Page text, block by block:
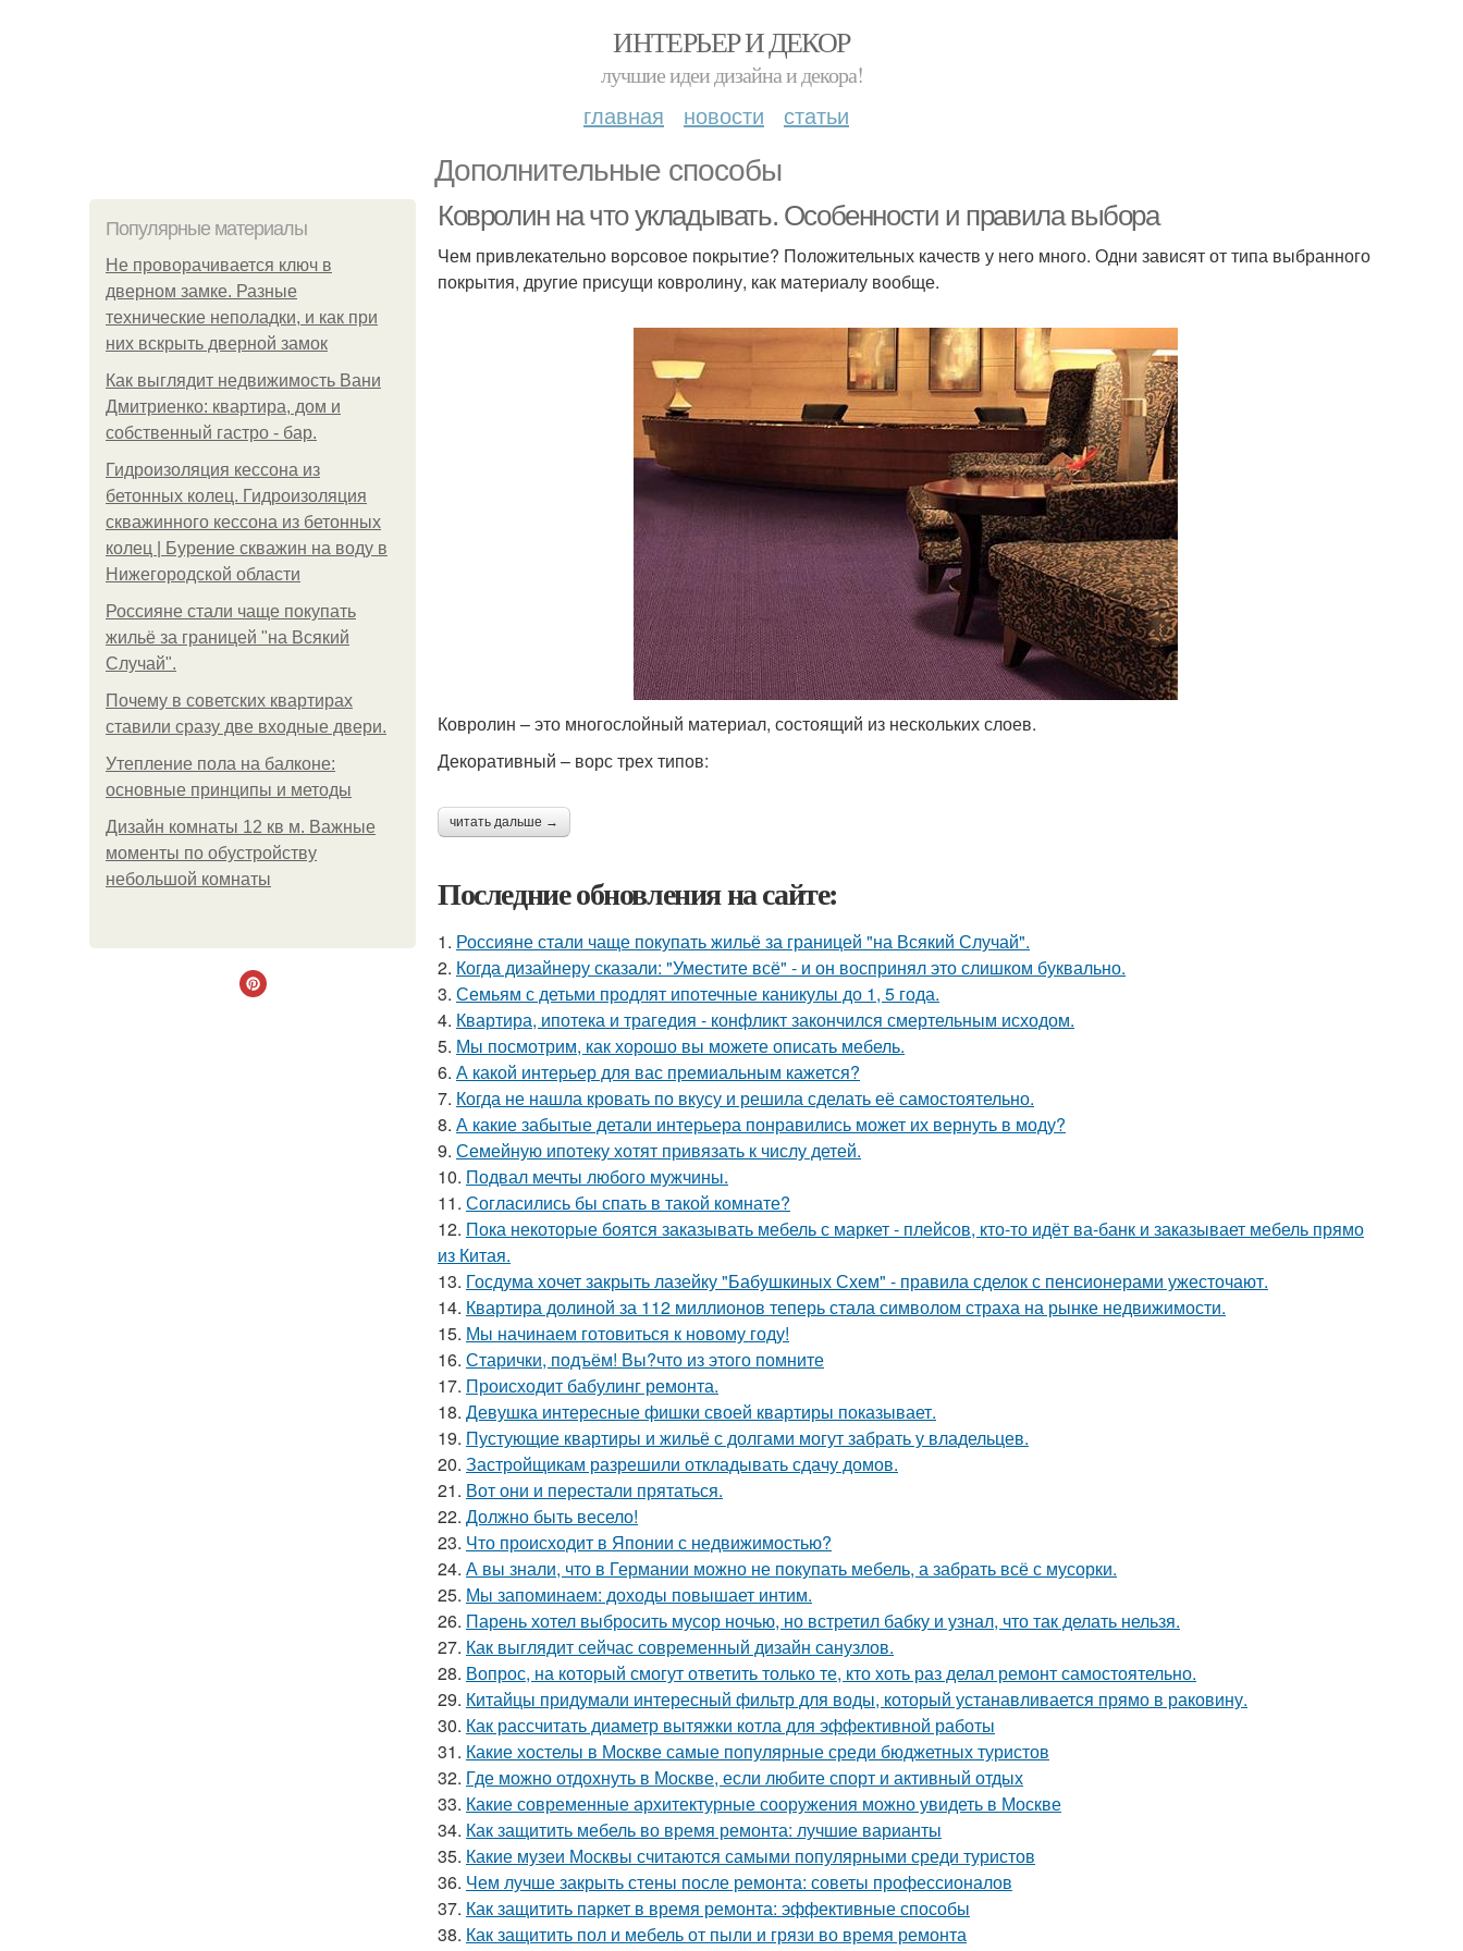
ИНТЕРЬЕР И ДЕКОР
лучшие идеи дизайна и декора!
главная новости статьи
Дополнительные способы
Популярные материалы
Не проворачивается ключ в
дверном замке. Разные
технические неполадки, и как при
них вскрыть дверной замок
Как выглядит недвижимость Вани
Дмитриенко: квартира, дом и
собственный гастро - бар.
Гидроизоляция кессона из
бетонных колец. Гидроизоляция
скважинного кессона из бетонных
колец | Бурение скважин на воду в
Нижегородской области
Россияне стали чаще покупать
жильё за границей "на Всякий
Случай".
Почему в советских квартирах
ставили сразу две входные двери.
Утепление пола на балконе:
основные принципы и методы
Дизайн комнаты 12 кв м. Важные
моменты по обустройству
небольшой комнаты
Ковролин на что укладывать. Особенности и правила выбора
Чем привлекательно ворсовое покрытие? Положительных качеств у него много. Одни зависят от типа выбранного
покрытия, другие присущи ковролину, как материалу вообще.
Ковролин – это многослойный материал, состоящий из нескольких слоев.
Декоративный – ворс трех типов:
читать дальше →
Последние обновления на сайте:
1. Россияне стали чаще покупать жильё за границей "на Всякий Случай".
2. Когда дизайнеру сказали: "Уместите всё" - и он воспринял это слишком буквально.
3. Семьям с детьми продлят ипотечные каникулы до 1, 5 года.
4. Квартира, ипотека и трагедия - конфликт закончился смертельным исходом.
5. Мы посмотрим, как хорошо вы можете описать мебель.
6. А какой интерьер для вас премиальным кажется?
7. Когда не нашла кровать по вкусу и решила сделать её самостоятельно.
8. А какие забытые детали интерьера понравились может их вернуть в моду?
9. Семейную ипотеку хотят привязать к числу детей.
10. Подвал мечты любого мужчины.
11. Согласились бы спать в такой комнате?
12. Пока некоторые боятся заказывать мебель с маркет - плейсов, кто-то идёт ва-банк и заказывает мебель прямо
из Китая.
13. Госдума хочет закрыть лазейку "Бабушкиных Схем" - правила сделок с пенсионерами ужесточают.
14. Квартира долиной за 112 миллионов теперь стала символом страха на рынке недвижимости.
15. Мы начинаем готовиться к новому году!
16. Старички, подъём! Вы?что из этого помните
17. Происходит бабулинг ремонта.
18. Девушка интересные фишки своей квартиры показывает.
19. Пустующие квартиры и жильё с долгами могут забрать у владельцев.
20. Застройщикам разрешили откладывать сдачу домов.
21. Вот они и перестали прятаться.
22. Должно быть весело!
23. Что происходит в Японии с недвижимостью?
24. А вы знали, что в Германии можно не покупать мебель, а забрать всё с мусорки.
25. Мы запоминаем: доходы повышает интим.
26. Парень хотел выбросить мусор ночью, но встретил бабку и узнал, что так делать нельзя.
27. Как выглядит сейчас современный дизайн санузлов.
28. Вопрос, на который смогут ответить только те, кто хоть раз делал ремонт самостоятельно.
29. Китайцы придумали интересный фильтр для воды, который устанавливается прямо в раковину.
30. Как рассчитать диаметр вытяжки котла для эффективной работы
31. Какие хостелы в Москве самые популярные среди бюджетных туристов
32. Где можно отдохнуть в Москве, если любите спорт и активный отдых
33. Какие современные архитектурные сооружения можно увидеть в Москве
34. Как защитить мебель во время ремонта: лучшие варианты
35. Какие музеи Москвы считаются самыми популярными среди туристов
36. Чем лучше закрыть стены после ремонта: советы профессионалов
37. Как защитить паркет в время ремонта: эффективные способы
38. Как защитить пол и мебель от пыли и грязи во время ремонта